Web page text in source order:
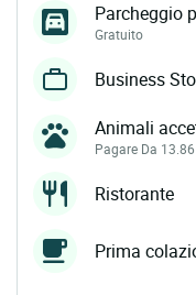
Parcheggio
Gratuito
Business
Animali
Pagare Da
Ristorante
Prima